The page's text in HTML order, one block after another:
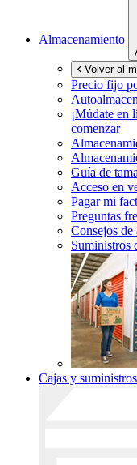
Almacenamiento
Volver al
Precio fijo
¡Múdate en
comenzar
Guía de
Acceso en
Pagar mi
Preguntas
Consejos de
Suministros
Cajas y